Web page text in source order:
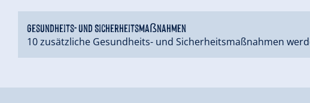
Gesundheits- und Sicherheitsmaßnahmen
10 zusätzliche Gesundheits- und Sicherheitsmaßnahmen